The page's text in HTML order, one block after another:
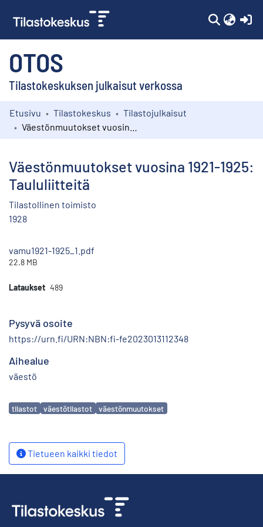
OTOS
Tilastokeskuksen julkaisut verkossa
Kokoelmat
Etusivu Tilastokeskus
Tilastojulkaisut
Väestönmuutokset vuosina 1921-1925:
Taululiitteitä
Tilastollinen toimisto
1928
vamu1921-1925_1.pdf
22.8 MB
Lataukset 489
Pysyvä osoite
https://urn.fi/URN:NBN:fi-fe2023013112348
Aihealue
väestö
Avainsanat
tilastot väestötilastot väestönmuutokset
Tietueen kaikki tiedot